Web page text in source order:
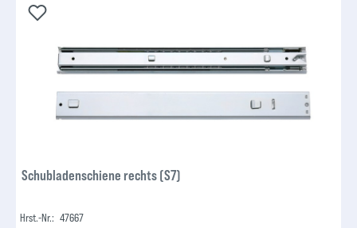
Schubladenschiene rechts (S7)
Hrst.-Nr.: 47667